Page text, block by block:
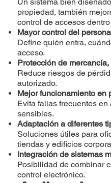
propiedad, también
control de accesos
Mayor control del
Define quién entra,
acceso.
Protección de
Reduce riesgos de
autorizado.
Mejor funcionamiento en
Evita fallas frecuentes
sensibles.
Adaptación a diferentes
Soluciones útiles para
tiendas y edificios
Integración de sistemas
Posibilidad de combinar
control electrónico.